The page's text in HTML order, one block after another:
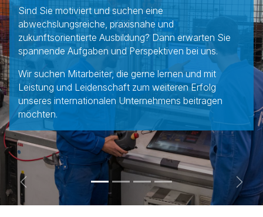
Sind Sie motiviert und suchen eine
abwechslungsreiche, praxisnahe und
zukunftsorientierte Ausbildung? Dann erwarten Sie
spannende Aufgaben und Perspektiven bei uns.
Wir suchen Mitarbeiter, die gerne lernen und mit
Leistung und Leidenschaft zum weiteren Erfolg
unseres internationalen Unternehmens beitragen
möchten.
Previous Next